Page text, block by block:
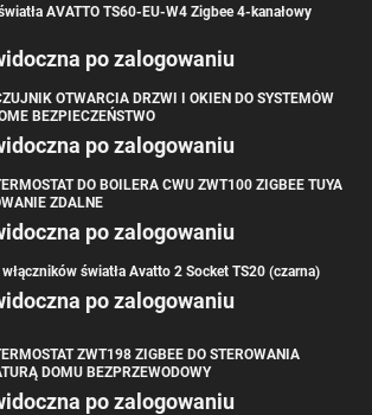
AVATTO TS60-EU-W4 Zigbee 4-kanałowy
po zalogowaniu
OTWARCIA DRZWI I OKIEN DO SYSTEMÓW
BEZPIECZEŃSTWO
po zalogowaniu
DO BOILERA CWU ZWT100 ZIGBEE TUYA
ZDALNE
po zalogowaniu
światła Avatto 2 Socket TS20 (czarna)
po zalogowaniu
ZWT198 ZIGBEE DO STEROWANIA
DOMU BEZPRZEWODOWY
po zalogowaniu